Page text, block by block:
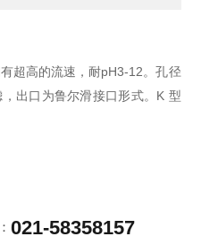
超高的流速，耐pH3-12。孔径
出口为鲁尔滑接口形式。K 型
021-58358157